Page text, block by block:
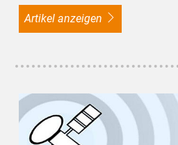
Artikel anzeigen